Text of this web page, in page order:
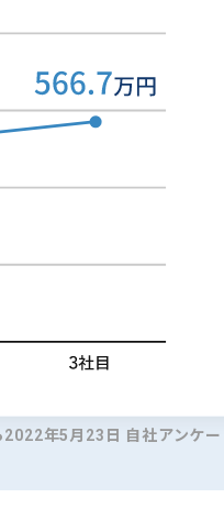
年5月23日 自社アンケー